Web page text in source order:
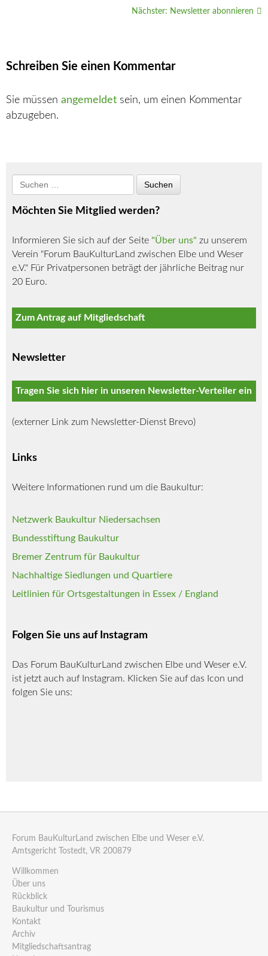
Nächster: Newsletter abonnieren
Schreiben Sie einen Kommentar
Sie müssen angemeldet sein, um einen Kommentar
abzugeben.
Möchten Sie Mitglied werden?
Informieren Sie sich auf der Seite "Über uns" zu unserem
Verein "Forum BauKulturLand zwischen Elbe und Weser
e.V." Für Privatpersonen beträgt der jährliche Beitrag nur
20 Euro.
Zum Antrag auf Mitgliedschaft
Newsletter
Tragen Sie sich hier in unseren Newsletter-Verteiler ein
(externer Link zum Newsletter-Dienst Brevo)
Links
Weitere Informationen rund um die Baukultur:
Netzwerk Baukultur Niedersachsen
Bundesstiftung Baukultur
Bremer Zentrum für Baukultur
Nachhaltige Siedlungen und Quartiere
Leitlinien für Ortsgestaltungen in Essex / England
Folgen Sie uns auf Instagram
Das Forum BauKulturLand zwischen Elbe und Weser e.V.
ist jetzt auch auf Instagram. Klicken Sie auf das Icon und
folgen Sie uns:
Forum BauKulturLand zwischen Elbe und Weser e.V.
Amtsgericht Tostedt, VR 200879
Willkommen
Über uns
Rückblick
Baukultur und Tourismus
Kontakt
Archiv
Mitgliedschaftsantrag